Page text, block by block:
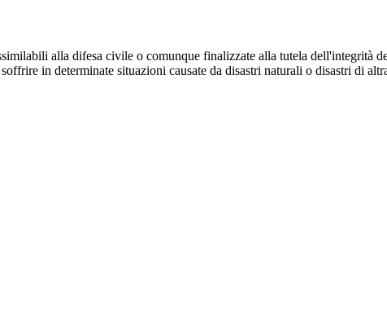
alla difesa civile o comunque finalizzate alla tutela dell'integrità
in determinate situazioni causate da disastri naturali o disastri di